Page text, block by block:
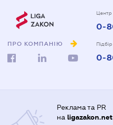
ПРО КОМПАНІЮ
Центр
0-
0-
Реклама та PR
на ligazakon.net